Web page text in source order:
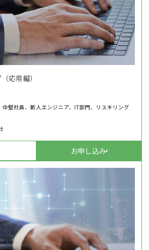
応用編）
中堅社員、新人エンジニア、IT部門、リスキリング
お申し込み